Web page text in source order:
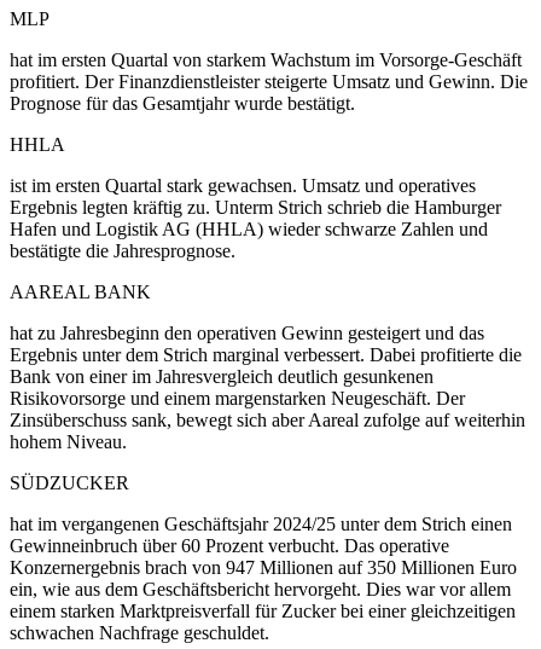
MLP
hat im ersten Quartal von starkem Wachstum im Vorsorge-Geschäft
profitiert. Der Finanzdienstleister steigerte Umsatz und Gewinn. Die
Prognose für das Gesamtjahr wurde bestätigt.
HHLA
ist im ersten Quartal stark gewachsen. Umsatz und operatives
Ergebnis legten kräftig zu. Unterm Strich schrieb die Hamburger
Hafen und Logistik AG (HHLA) wieder schwarze Zahlen und
bestätigte die Jahresprognose.
AAREAL BANK
hat zu Jahresbeginn den operativen Gewinn gesteigert und das
Ergebnis unter dem Strich marginal verbessert. Dabei profitierte die
Bank von einer im Jahresvergleich deutlich gesunkenen
Risikovorsorge und einem margenstarken Neugeschäft. Der
Zinsüberschuss sank, bewegt sich aber Aareal zufolge auf weiterhin
hohem Niveau.
SÜDZUCKER
hat im vergangenen Geschäftsjahr 2024/25 unter dem Strich einen
Gewinneinbruch über 60 Prozent verbucht. Das operative
Konzernergebnis brach von 947 Millionen auf 350 Millionen Euro
ein, wie aus dem Geschäftsbericht hervorgeht. Dies war vor allem
einem starken Marktpreisverfall für Zucker bei einer gleichzeitigen
schwachen Nachfrage geschuldet.